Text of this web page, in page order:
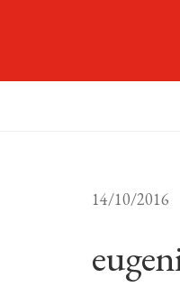
14/10/2016